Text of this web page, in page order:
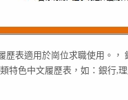
歷表適用於崗位求職使用。
特色中文履歷表，如：銀行,